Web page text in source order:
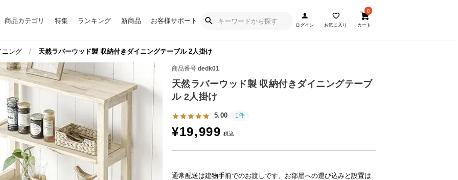
商品カテゴリ 特集 ランキング 新商品 お客様サポート
ログイン お気に入り
0
カート
ニング 天然ラバーウッド製 収納付きダイニングテーブル 2人掛け
商品番号 dedk01
天然ラバーウッド製 収納付きダイニングテーブ
ル 2人掛け
5.00 1件
¥19,999
通常配送は建物手前でのお渡しです、お部屋への運び込みと設置は